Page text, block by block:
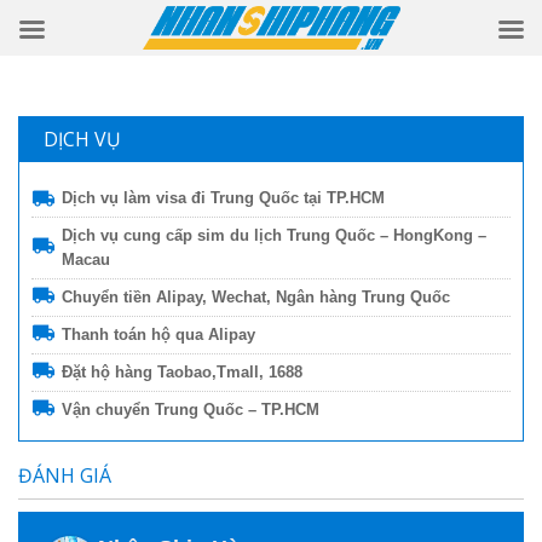
DỊCH VỤ
Dịch vụ làm visa đi Trung Quốc tại TP.HCM
Dịch vụ cung cấp sim du lịch Trung Quốc – HongKong –
Macau
Chuyển tiền Alipay, Wechat, Ngân hàng Trung Quốc
Thanh toán hộ qua Alipay
Đặt hộ hàng Taobao,Tmall, 1688
Vận chuyển Trung Quốc – TP.HCM
ĐÁNH GIÁ